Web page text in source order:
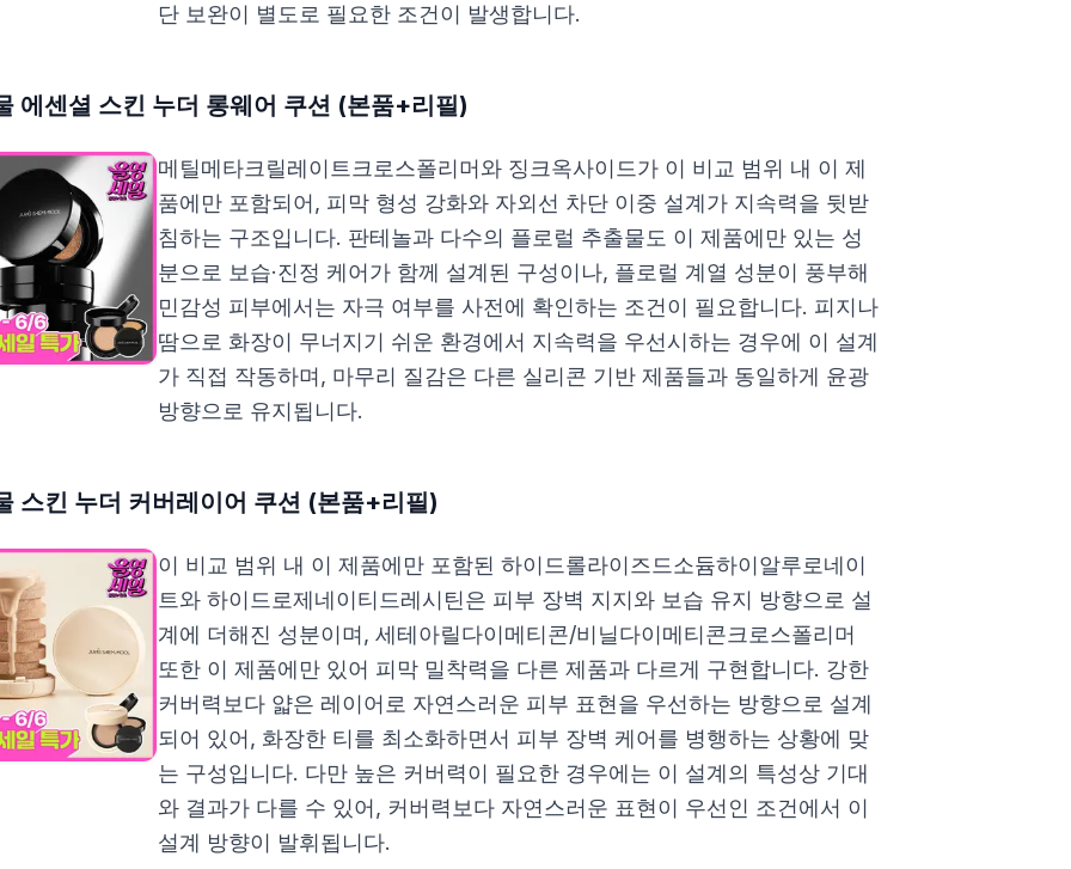
단 보완이 별도로 필요한 조건이 발생합니다.
에센셜 스킨 누더 롱웨어 쿠션 (본품+리필)
메틸메타크릴레이트크로스폴리머와 징크옥사이드가 이 비교 범위 내 이 제
품에만 포함되어, 피막 형성 강화와 자외선 차단 이중 설계가 지속력을 뒷받
침하는 구조입니다. 판테놀과 다수의 플로럴 추출물도 이 제품에만 있는 성
분으로 보습·진정 케어가 함께 설계된 구성이나, 플로럴 계열 성분이 풍부해
민감성 피부에서는 자극 여부를 사전에 확인하는 조건이 필요합니다. 피지나
땀으로 화장이 무너지기 쉬운 환경에서 지속력을 우선시하는 경우에 이 설계
가 직접 작동하며, 마무리 질감은 다른 실리콘 기반 제품들과 동일하게 윤광
방향으로 유지됩니다.
스킨 누더 커버레이어 쿠션 (본품+리필)
이 비교 범위 내 이 제품에만 포함된 하이드롤라이즈드소듐하이알루로네이
트와 하이드로제네이티드레시틴은 피부 장벽 지지와 보습 유지 방향으로 설
계에 더해진 성분이며, 세테아릴다이메티콘/비닐다이메티콘크로스폴리머
또한 이 제품에만 있어 피막 밀착력을 다른 제품과 다르게 구현합니다. 강한
커버력보다 얇은 레이어로 자연스러운 피부 표현을 우선하는 방향으로 설계
되어 있어, 화장한 티를 최소화하면서 피부 장벽 케어를 병행하는 상황에 맞
는 구성입니다. 다만 높은 커버력이 필요한 경우에는 이 설계의 특성상 기대
와 결과가 다를 수 있어, 커버력보다 자연스러운 표현이 우선인 조건에서 이
설계 방향이 발휘됩니다.